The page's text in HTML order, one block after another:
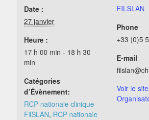
Date :
27 janvier
Heure :
17 h 00 min - 18 h 30
min
Catégories
d’Évènement:
RCP nationale clinique
FilSLAN, RCP nationale
FILSLAN
Phone
+33 (0)5
E-mail
Voir le site